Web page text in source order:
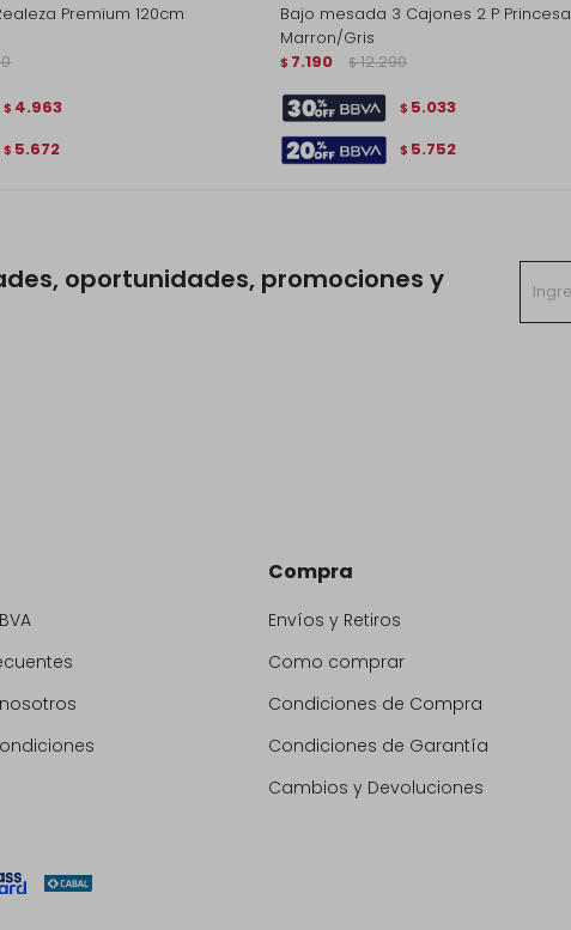
Premium 120cm
$ 4.963
$ 5.672
Bajo mesada 3 Cajones 2 P Princesa
Marron/Gris
$ 7.190 $ 12.290
$ 5.033
$ 5.752
oportunidades, promociones y
Compra
Envíos y Retiros
Como comprar
Condiciones de Compra
Condiciones de Garantía
Cambios y Devoluciones